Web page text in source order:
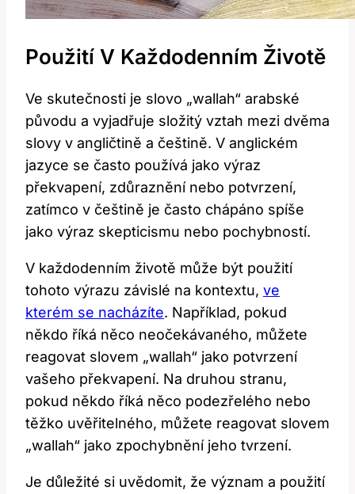
Použití V Každodenním Životě
Ve skutečnosti je slovo „wallah“ arabské
původu a vyjadřuje složitý vztah mezi dvěma
slovy v angličtině a češtině. V anglickém
jazyce se často používá jako výraz
překvapení, zdůraznění nebo potvrzení,
zatímco v češtině je často chápáno spíše
jako výraz skepticismu nebo pochybností.
V každodenním životě může být použití
tohoto výrazu závislé na kontextu, ve
kterém se nacházíte. Například, pokud
někdo říká něco neočekávaného, můžete
reagovat slovem „wallah“ jako potvrzení
vašeho překvapení. Na druhou stranu,
pokud někdo říká něco podezřelého nebo
těžko uvěřitelného, můžete reagovat slovem
„wallah“ jako zpochybnění jeho tvrzení.
Je důležité si uvědomit, že význam a použití